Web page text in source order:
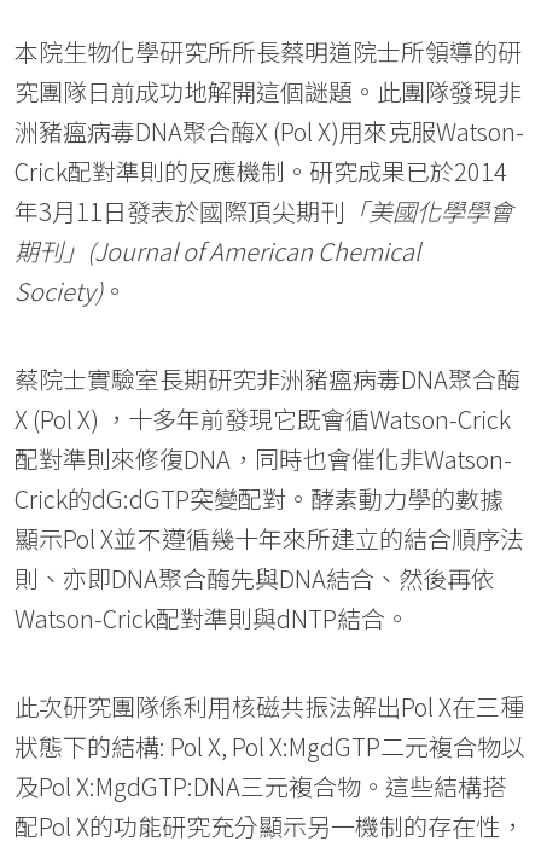
本院生物化學研究所所長蔡明道院士所領導的研
究團隊日前成功地解開這個謎題。此團隊發現非
洲豬瘟病毒DNA聚合酶X (Pol X)用來克服Watson-
Crick配對準則的反應機制。研究成果已於2014
年3月11日發表於國際頂尖期刊 「美國化學學會
期刊」(Journal of American Chemical
Society)。
蔡院士實驗室長期研究非洲豬瘟病毒DNA聚合酶
X (Pol X) ，十多年前發現它既會循Watson-Crick
配對準則來修復DNA，同時也會催化非Watson-
Crick的dG:dGTP突變配對。酵素動力學的數據
顯示Pol X並不遵循幾十年來所建立的結合順序法
則、亦即DNA聚合酶先與DNA結合、然後再依
Watson-Crick配對準則與dNTP結合。
此次研究團隊係利用核磁共振法解出Pol X在三種
狀態下的結構: Pol X, Pol X:MgdGTP二元複合物以
及Pol X:MgdGTP:DNA三元複合物。這些結構搭
配Pol X的功能研究充分顯示另一機制的存在性，